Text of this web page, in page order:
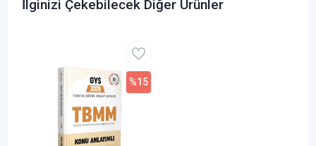
İlginizi Çekebilecek Diğer Ürünler
%15